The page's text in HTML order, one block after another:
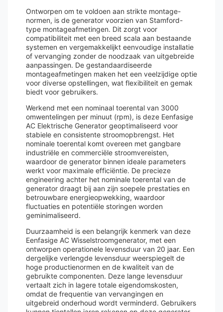
Ontworpen om te voldoen aan strikte montage-
normen, is de generator voorzien van Stamford-
type montageafmetingen. Dit zorgt voor
compatibiliteit met een breed scala aan bestaande
systemen en vergemakkelijkt eenvoudige installatie
of vervanging zonder de noodzaak van uitgebreide
aanpassingen. De gestandaardiseerde
montageafmetingen maken het een veelzijdige optie
voor diverse opstellingen, wat flexibiliteit en gemak
biedt voor gebruikers.
Werkend met een nominaal toerental van 3000
omwentelingen per minuut (rpm), is deze Eenfasige
AC Elektrische Generator geoptimaliseerd voor
stabiele en consistente stroomopbrengst. Het
nominale toerental komt overeen met gangbare
industriële en commerciële stroomvereisten,
waardoor de generator binnen ideale parameters
werkt voor maximale efficiëntie. De precieze
engineering achter het nominale toerental van de
generator draagt bij aan zijn soepele prestaties en
betrouwbare energieopwekking, waardoor
fluctuaties en potentiële storingen worden
geminimaliseerd.
Duurzaamheid is een belangrijk kenmerk van deze
Eenfasige AC Wisselstroomgenerator, met een
ontworpen operationele levensduur van 20 jaar. Een
dergelijke verlengde levensduur weerspiegelt de
hoge productienormen en de kwaliteit van de
gebruikte componenten. Deze lange levensduur
vertaalt zich in lagere totale eigendomskosten,
omdat de frequentie van vervangingen en
uitgebreid onderhoud wordt verminderd. Gebruikers